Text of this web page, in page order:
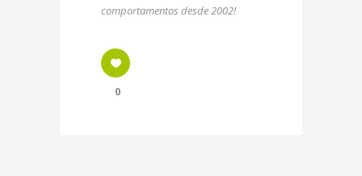
comportamentos desde 2002!
0